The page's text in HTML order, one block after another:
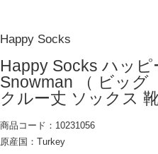
Happy Socks
Happy Socks ハッ
Snowman （ ビッグ
クルー丈 ソックス
商品コード：10231056
原産国：Turkey